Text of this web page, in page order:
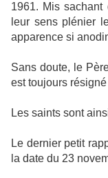
1961. Mis
leur sens plénier
apparence si
Sans doute, le
est toujours
Les saints sont
Le dernier petit
la date du 23